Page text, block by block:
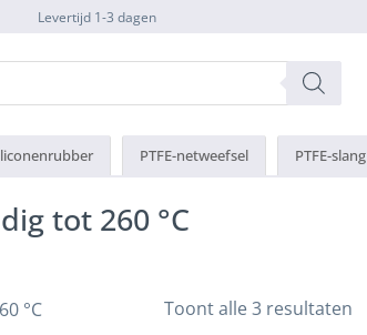
Levertijd 1-3 dagen
PTFE-netweefsel PTFE-slang
tot 260 °C
°C Toont alle 3 resultaten